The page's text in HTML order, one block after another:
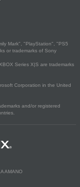
Mark", "PlayStation", "PS5
or trademarks of Sony
Series X|S are trademarks
Corporation in the United
and/or registered
AMANO